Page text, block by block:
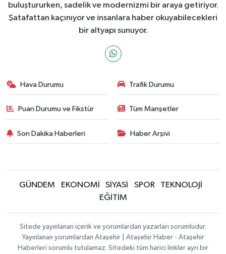
buluştururken, sadelik ve modernizmi bir araya getiriyor.
Şatafattan kaçınıyor ve insanlara haber okuyabilecekleri
bir altyapı sunuyor.
Hava Durumu Trafik Durumu
Puan Durumu ve Fikstür Tüm Manşetler
Son Dakika Haberleri Haber Arşivi
GÜNDEM EKONOMİ SİYASİ SPOR
TEKNOLOJİ
EĞİTİM
Sitede yayınlanan içerik ve yorumlardan yazarları sorumludur.
Yayınlanan yorumlardan Ataşehir | Ataşehir Haber - Ataşehir
Haberleri sorumlu tutulamaz. Sitedeki tüm harici linkler ayrı bir